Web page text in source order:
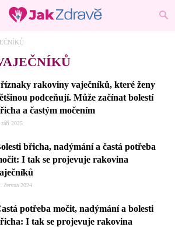
rakoviny vaječníků, které ženy
podceňují. Může začínat bolestí
a častým močením
2025
břicha, nadýmání a častá potřeba
I tak se projevuje rakovina
června 2024
potřeba močit, nadýmání a bolesti
I tak se projevuje rakovina